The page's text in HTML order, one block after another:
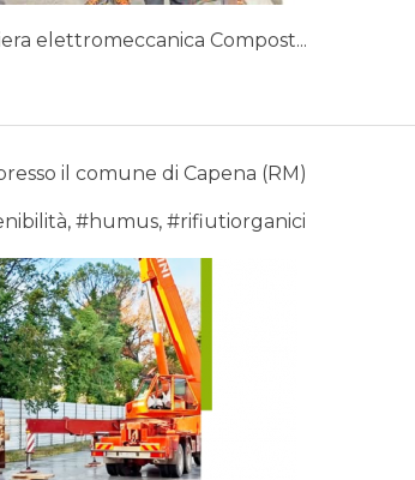
elettromeccanica Compost...
il comune di Capena (RM)
,#humus,#rifiutiorganici